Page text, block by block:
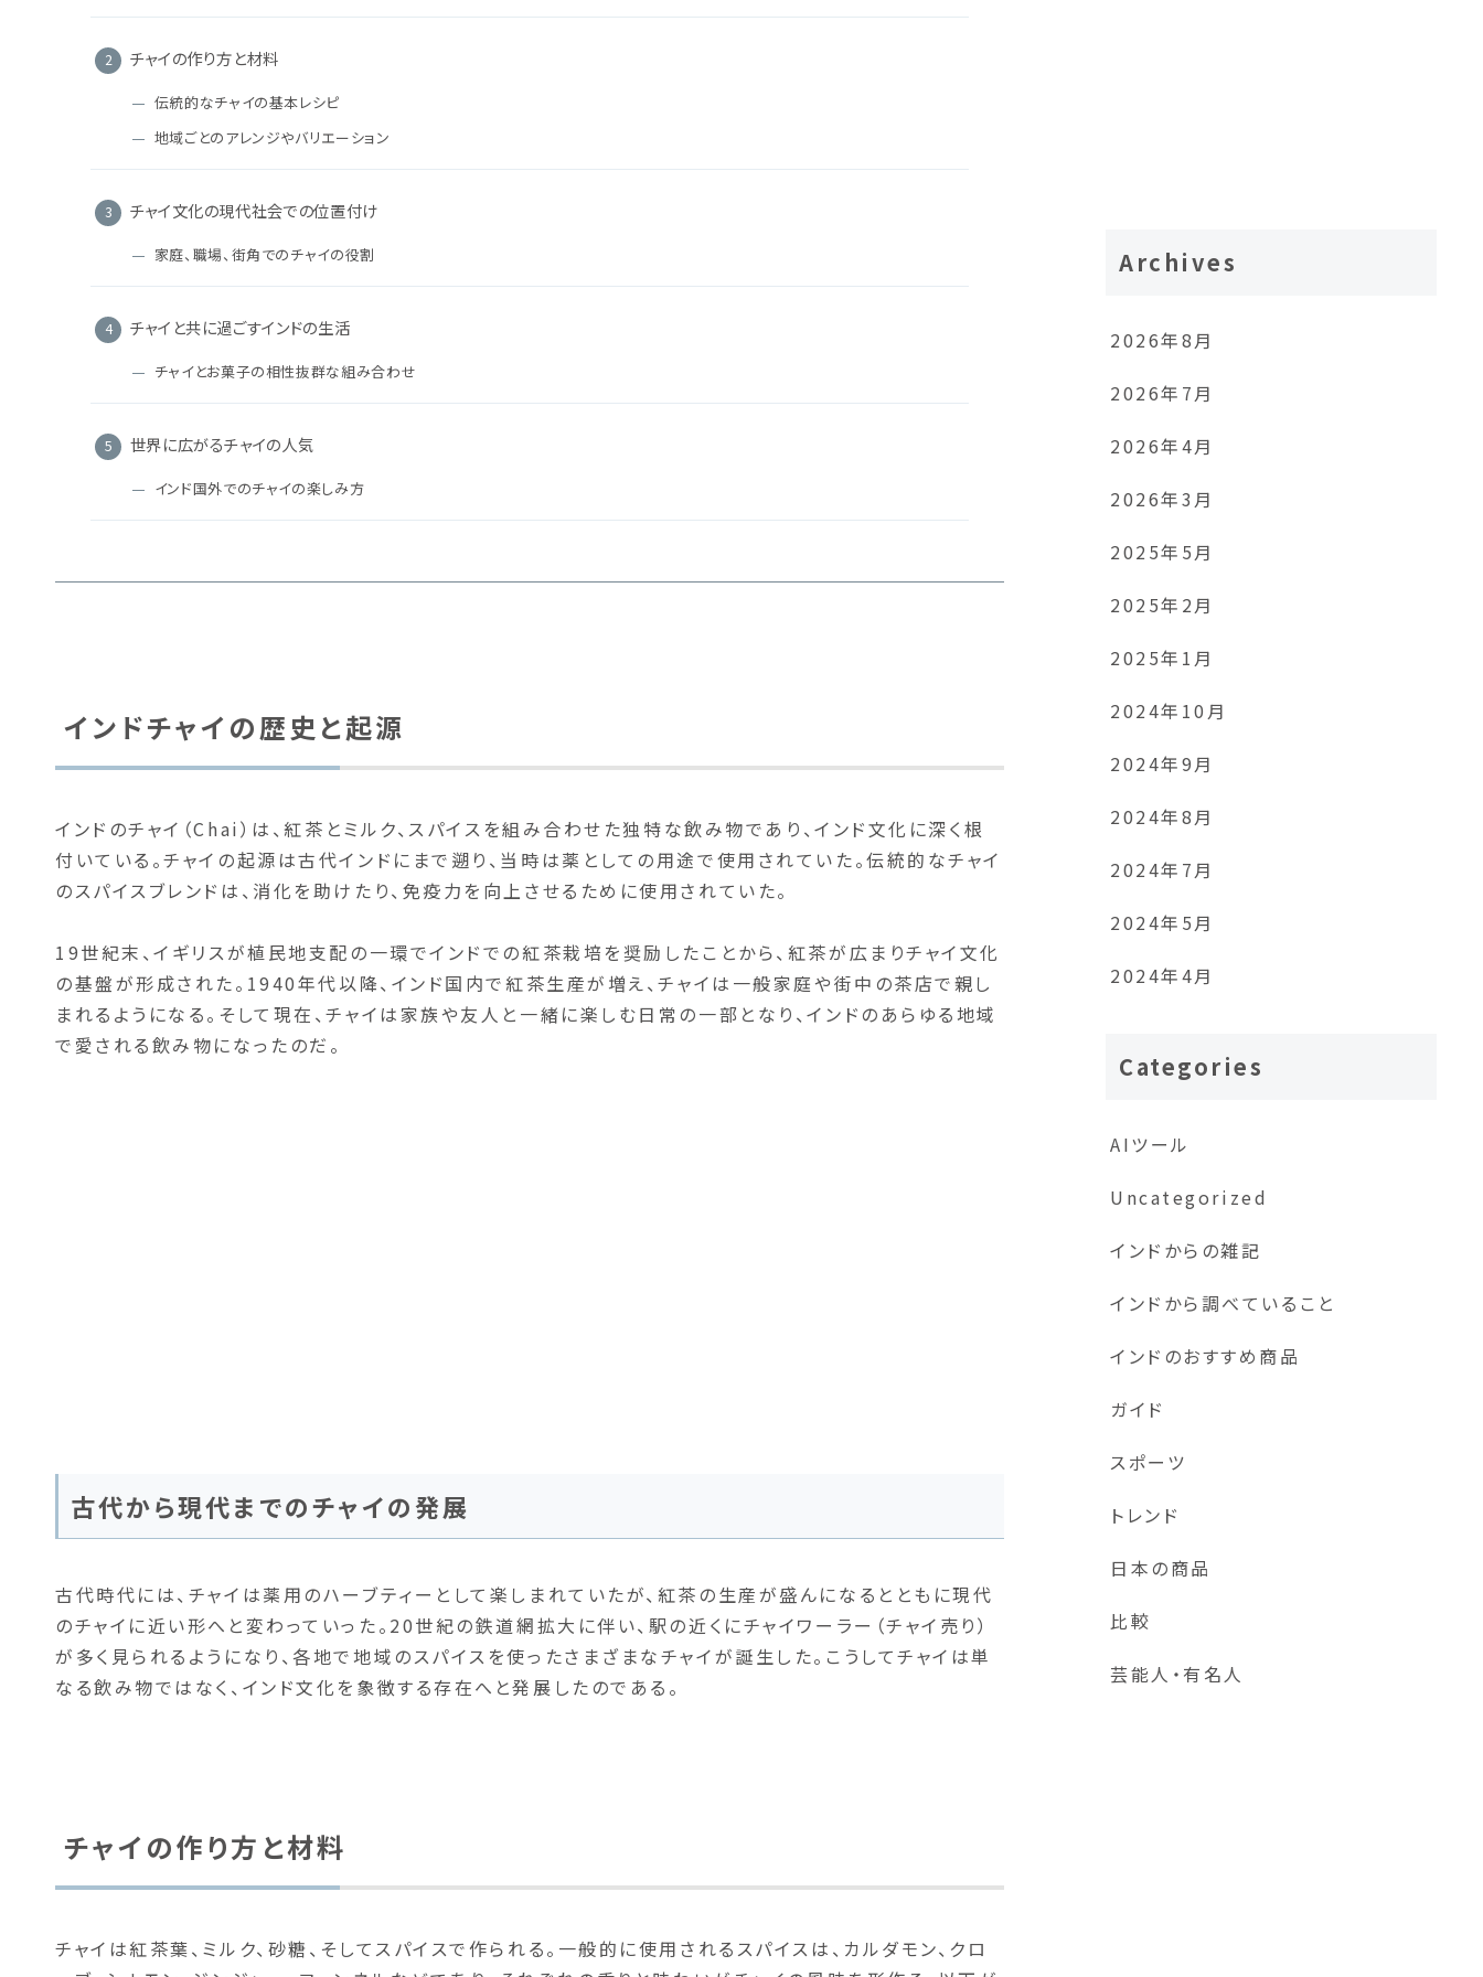
チャイの作り方と材料
伝統的なチャイの基本レシピ
地域ごとのアレンジやバリエーション
チャイ文化の現代社会での位置付け
家庭、職場、街角でのチャイの役割
チャイと共に過ごすインドの生活
チャイとお菓子の相性抜群な組み合わせ
世界に広がるチャイの人気
インド国外でのチャイの楽しみ方
インドチャイの歴史と起源
インドのチャイ（Chai）は、紅茶とミルク、スパイスを組み合わせた独特な飲み物であり、インド文化に深く根
付いている。チャイの起源は古代インドにまで遡り、当時は薬としての用途で使用されていた。伝統的なチャイ
のスパイスブレンドは、消化を助けたり、免疫力を向上させるために使用されていた。
19世紀末、イギリスが植民地支配の一環でインドでの紅茶栽培を奨励したことから、紅茶が広まりチャイ文化
の基盤が形成された。1940年代以降、インド国内で紅茶生産が増え、チャイは一般家庭や街中の茶店で親し
まれるようになる。そして現在、チャイは家族や友人と一緒に楽しむ日常の一部となり、インドのあらゆる地域
で愛される飲み物になったのだ。
古代から現代までのチャイの発展
古代時代には、チャイは薬用のハーブティーとして楽しまれていたが、紅茶の生産が盛んになるとともに現代
のチャイに近い形へと変わっていった。20世紀の鉄道網拡大に伴い、駅の近くにチャイワーラー（チャイ売り）
が多く見られるようになり、各地で地域のスパイスを使ったさまざまなチャイが誕生した。こうしてチャイは単
なる飲み物ではなく、インド文化を象徴する存在へと発展したのである。
チャイの作り方と材料
チャイは紅茶葉、ミルク、砂糖、そしてスパイスで作られる。一般的に使用されるスパイスは、カルダモン、クロ
Archives
2026年8月
2026年7月
2026年4月
2026年3月
2025年5月
2025年2月
2025年1月
2024年10月
2024年9月
2024年8月
2024年7月
2024年5月
2024年4月
Categories
AIツール
Uncategorized
インドからの雑記
インドから調べていること
インドのおすすめ商品
ガイド
スポーツ
トレンド
日本の商品
比較
芸能人・有名人